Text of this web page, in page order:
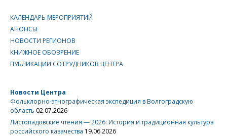
КАЛЕНДАРЬ МЕРОПРИЯТИЙ
АНОНСЫ
НОВОСТИ РЕГИОНОВ
КНИЖНОЕ ОБОЗРЕНИЕ
ПУБЛИКАЦИИ СОТРУДНИКОВ ЦЕНТРА
Новости Центра
Фольклорно-этнографическая экспедиция в Волгоградскую
область 02.07.2026
Листопадовские чтения — 2026: История и традиционная культура
российского казачества 19.06.2026